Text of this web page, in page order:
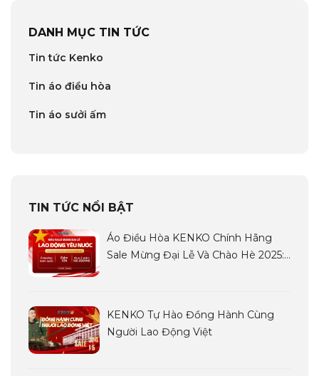
DANH MỤC TIN TỨC
Tin tức Kenko
Tin áo điều hòa
Tin áo sưởi ấm
TIN TỨC NỔI BẬT
Áo Điều Hòa KENKO Chính Hãng
Sale Mừng Đại Lễ Và Chào Hè 2025:
KENKO Tự Hào Đồng Hành Cùng
Người Lao Động Việt